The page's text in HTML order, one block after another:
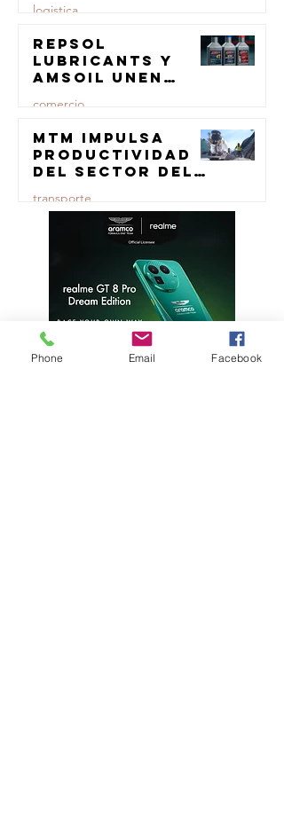
logistica
23 jul
Repsol
Lubricants y
AMSOIL unen
lubricación
comercio
23 jul
MTM impulsa
productividad
del sector del
manufactura
certificada
transporte
Phone Email Facebook